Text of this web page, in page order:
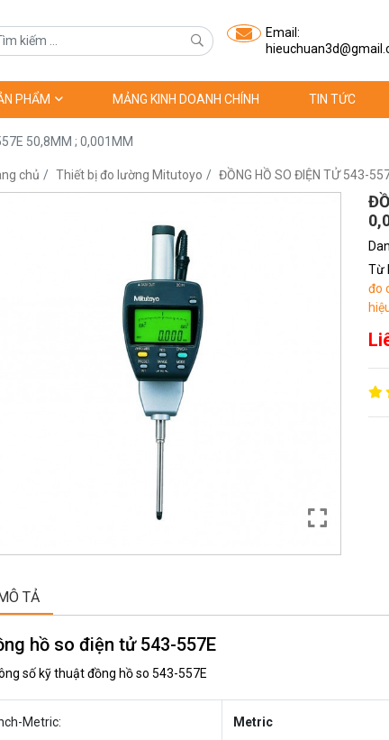
Email:
PHẨM MẢNG KINH DOANH CHÍNH TIN TỨC
50,8MM ; 0,001MM
chủ Thiết bị đo lường Mitutoyo ĐỒNG HỒ SO ĐIỆN TỬ 543-
Từ
đo
TẢ
hồ so điện tử 543-557E
số kỹ thuật đồng hồ so 543-557E
Metric: Metric